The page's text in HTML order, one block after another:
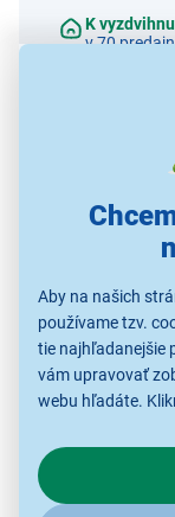
Aby na našich
používame tzv.
tie najhľadanejšie
vám upravovať
webu hľadáte.
o chovaní na
V prípade že vás
ďalšími údaji
K
v 70
Alternatívy k
Kärcher Fleecové
filtračné vrecká KFI
487 pre WD 4/5/6
14,99 €
Vrecká do vysávačov